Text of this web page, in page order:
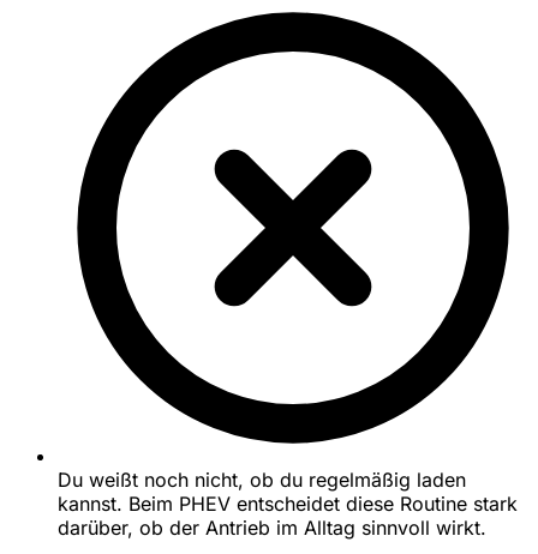
Du weißt noch nicht, ob du regelmäßig laden
kannst. Beim PHEV entscheidet diese Routine stark
darüber, ob der Antrieb im Alltag sinnvoll wirkt.